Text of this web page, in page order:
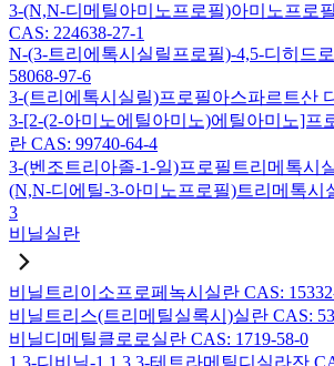
3-(N,N-디메틸아미노프로필)아미노프로
CAS: 224638-27-1
N-(3-트리에톡시실릴프로필)-4,5-디히드
58068-97-6
3-(트리에톡시실릴)프로필아스파르트산
3-[2-(2-아미노에틸아미노)에틸아미노]프
란 CAS: 99740-64-4
3-(벤조트리아졸-1-일)프로필트리메톡시
(N,N-디에틸-3-아미노프로필)트리메톡시
3
비닐실란
비닐트리이소프로페녹시실란 CAS:
비닐트리스(트리메틸실록시)실란 CAS:
비닐디메틸클로로실란 CAS: 1719-58-0
1,3-디비닐-1,1,3,3-테트라메틸디실라잔